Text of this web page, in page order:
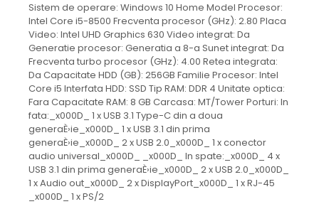
Sistem de operare: Windows 10 Home Model Procesor:
Intel Core i5-8500 Frecventa procesor (GHz): 2.80 Placa
Video: Intel UHD Graphics 630 Video integrat: Da
Generatie procesor: Generatia a 8-a Sunet integrat: Da
Frecventa turbo procesor (GHz): 4.00 Retea integrata:
Da Capacitate HDD (GB): 256GB Familie Procesor: Intel
Core i5 Interfata HDD: SSD Tip RAM: DDR 4 Unitate optica:
Fara Capacitate RAM: 8 GB Carcasa: MT/Tower Porturi: In
fata:_x000D_ 1 x USB 3.1 Type-C din a doua
generaÈ›ie_x000D_ 1 x USB 3.1 din prima
generaÈ›ie_x000D_ 2 x USB 2.0_x000D_ 1 x conector
audio universal_x000D_ _x000D_ In spate:_x000D_ 4 x
USB 3.1 din prima generaÈ›ie_x000D_ 2 x USB 2.0_x000D_
1 x Audio out_x000D_ 2 x DisplayPort_x000D_ 1 x RJ-45
_x000D_ 1 x PS/2